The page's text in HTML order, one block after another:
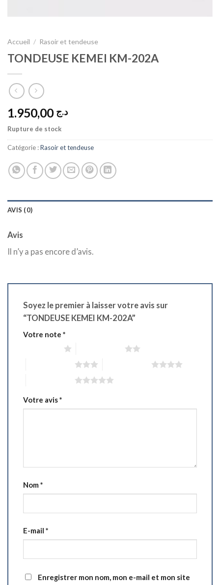
Accueil / Rasoir et tendeuse
TONDEUSE KEMEI KM-202A
د.ج 1.950,00
Rupture de stock
Catégorie :Rasoir et tendeuse
AVIS (0)
Avis
Il n’y a pas encore d’avis.
Soyez le premier à laisser votre avis sur
“TONDEUSE KEMEI KM-202A”
Votre note *
Votre avis*
Nom*
E-mail *
Enregistrer mon nom, mon e-mail et mon site